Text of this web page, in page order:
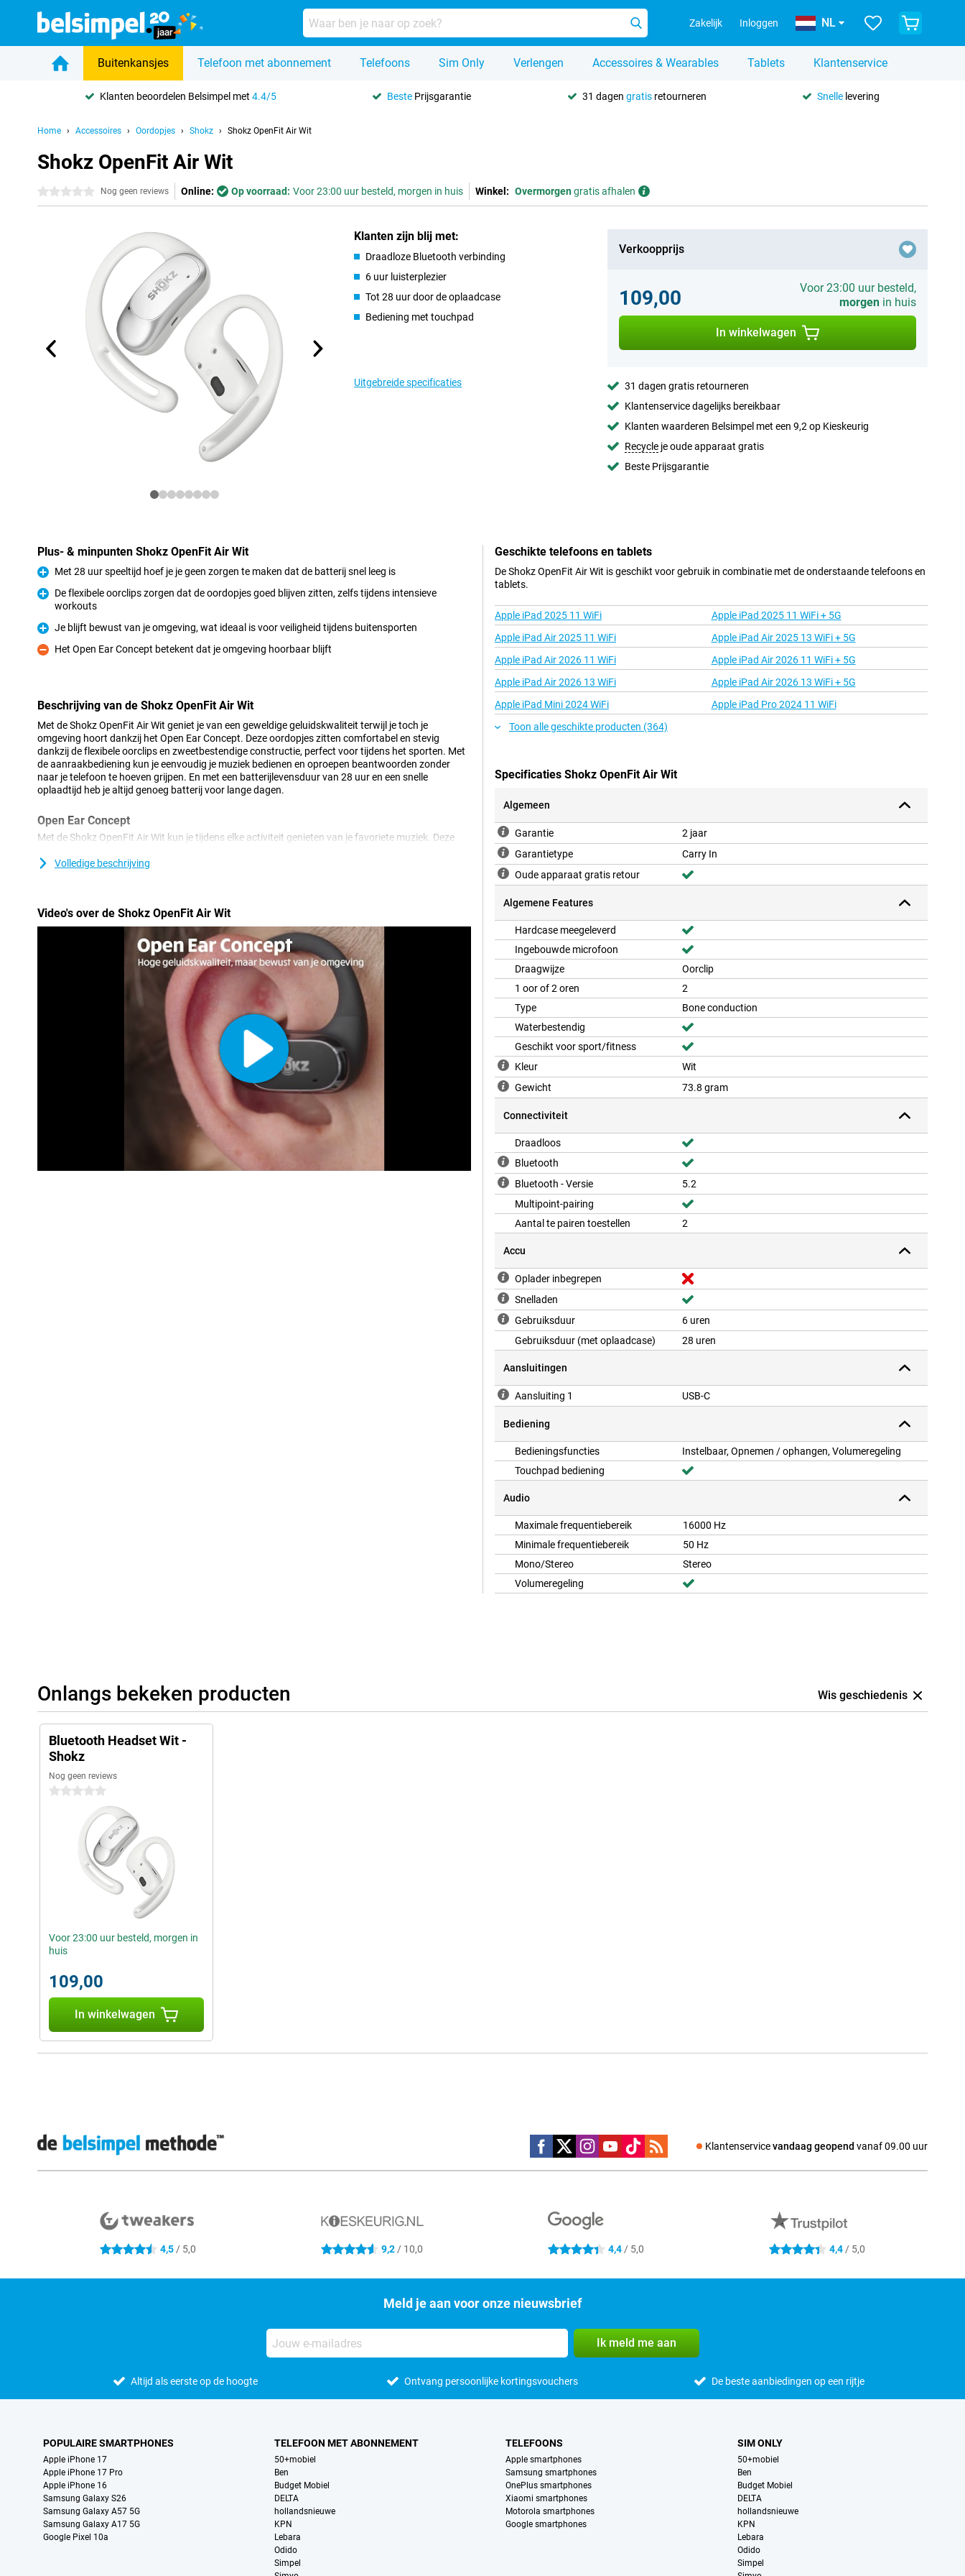
Zakelijk Inloggen NL
Buitenkansjes Telefoon met abonnement Telefoons Sim Only Verlengen Accessoires & Wearables Tablets Klantenservice
Klanten beoordelen Belsimpel met4.4/5 Beste Prijsgarantie 31 dagen gratisretourneren Snellelevering
Home Accessoires Oordopjes Shokz Shokz OpenFit Air Wit
Shokz OpenFit Air Wit
0 sterren Nog geen reviews Online: Op voorraad: Voor 23:00 uur besteld, morgen in huis Winkel: Overmorgengratis afhalen
Klanten zijn blij met:
Draadloze Bluetooth verbinding
6 uur luisterplezier
Tot 28 uur door de oplaadcase
Bediening met touchpad
Uitgebreide specificaties
Verkoopprijs
109,00
Voor 23:00 uur besteld,
morgenin huis
In winkelwagen
31 dagen gratis retourneren
Klantenservice dagelijks bereikbaar
Klanten waarderen Belsimpel met een 9,2 op Kieskeurig
Recycleje oude apparaat gratis
Beste Prijsgarantie
Plus- & minpunten Shokz OpenFit Air Wit
Pluspunt
Met 28 uur speeltijd hoef je je geen zorgen te maken dat de batterij snel leeg is
Pluspunt
De flexibele oorclips zorgen dat de oordopjes goed blijven zitten, zelfs tijdens intensieve
workouts
Pluspunt
Je blijft bewust van je omgeving, wat ideaal is voor veiligheid tijdens buitensporten
Minpunt
Het Open Ear Concept betekent dat je omgeving hoorbaar blijft
Beschrijving van de Shokz OpenFit Air Wit
Met de Shokz OpenFit Air Wit geniet je van een geweldige geluidskwaliteit terwijl je toch je
omgeving hoort dankzij het Open Ear Concept. Deze oordopjes zitten comfortabel en stevig
dankzij de flexibele oorclips en zweetbestendige constructie, perfect voor tijdens het sporten. Met
de aanraakbediening kun je eenvoudig je muziek bedienen en oproepen beantwoorden zonder
naar je telefoon te hoeven grijpen. En met een batterijlevensduur van 28 uur en een snelle
oplaadtijd heb je altijd genoeg batterij voor lange dagen.
Open Ear Concept
Met de Shokz OpenFit Air Wit kun je tijdens elke activiteit genieten van je favoriete muziek. Deze
maar ernaast. Hierdoor blijven ze stevig op hun plaats zitten dankzij de comfortabele oorclips,
Gemakkelijk te bedienen
Heb je je handen vol en wil je toch je muziek bedienen? Geen probleem! De Shokz OpenFit Air Wit
heeft aanraakbediening, zodat je gemakkelijk nummers kunt overslaan of gesprekken kunt
aannemen zonder naar je telefoon te hoeven grijpen. Handig tijdens het hardlopen of fietsen als je
je telefoon liever in je zak houdt.
Superieure geluidskwaliteit
Dankzij de Shokz DirectPitch technologie biedt de OpenFit Air Wit een uitstekende geluidskwaliteit.
Je geniet van rijke, krachtige audio terwijl je je bewust blijft van je omgeving. Dit is perfect als je
buiten aan het sporten bent, want je kunt nog steeds horen wat er om je heen gebeurt, wat je
De batterij van de Shokz OpenFit Air Wit gaat maar liefst 28 uur mee. En als je haast hebt, kun je
met een snelle oplaadbeurt van 10 minuten nog eens 2 uur spelen. Dit maakt deze oordopjes
ideaal voor lange dagen, of je nu werkt, studeert of gewoon ontspant.
Volledige beschrijving
Video's over de Shokz OpenFit Air Wit
Geschikte telefoons en tablets
De Shokz OpenFit Air Wit is geschikt voor gebruik in combinatie met de onderstaande telefoons en
tablets.
Apple iPad 2025 11 WiFi
Apple iPad 2025 11 WiFi + 5G
Apple iPad Air 2025 11 WiFi
Apple iPad Air 2025 13 WiFi + 5G
Apple iPad Air 2026 11 WiFi
Apple iPad Air 2026 11 WiFi + 5G
Apple iPad Air 2026 13 WiFi
Apple iPad Air 2026 13 WiFi + 5G
Apple iPad Mini 2024 WiFi
Apple iPad Pro 2024 11 WiFi
Toon alle geschikte producten (364)
Specificaties Shokz OpenFit Air Wit
Algemeen
Garantie
2 jaar
Garantietype
Carry In
Oude apparaat gratis retour
Algemene Features
Hardcase meegeleverd
Ingebouwde microfoon
Draagwijze
Oorclip
1 oor of 2 oren
2
Type
Bone conduction
Waterbestendig
Geschikt voor sport/fitness
Kleur
Wit
Gewicht
73.8 gram
Connectiviteit
Draadloos
Bluetooth
Bluetooth - Versie
5.2
Multipoint-pairing
Aantal te pairen toestellen
2
Accu
Oplader inbegrepen
Snelladen
Gebruiksduur
6 uren
Gebruiksduur (met oplaadcase)
28 uren
Aansluitingen
Aansluiting 1 USB-C
Bediening
Bedieningsfuncties
Instelbaar, Opnemen / ophangen, Volumeregeling
Touchpad bediening
Audio
Maximale frequentiebereik
16000 Hz
Minimale frequentiebereik
50 Hz
Mono/Stereo
Stereo
Volumeregeling
Onlangs bekeken producten Wis geschiedenis
Bluetooth Headset Wit -
Shokz
Nog geen reviews
0 sterren
Voor 23:00 uur besteld, morgen in
huis
109,00
In winkelwagen
Klantenservicevandaag geopend vanaf 09.00 uur
Social media
4.5 sterren 4,5/ 5,0 4.6 sterren 9,2/ 10,0 4.4 sterren 4,4 / 5,0 4.4 sterren 4,4 / 5,0
Meld je aan voor onze nieuwsbrief
Ik meld me aan
Altijd als eerste op de hoogte Ontvang persoonlijke kortingsvouchers De beste aanbiedingen op een rijtje
POPULAIRE SMARTPHONES
Apple iPhone 17
Apple iPhone 17 Pro
Apple iPhone 16
Samsung Galaxy S26
Samsung Galaxy A57 5G
Samsung Galaxy A17 5G
Google Pixel 10a
TELEFOON MET ABONNEMENT
50+mobiel
Ben
Budget Mobiel
DELTA
hollandsnieuwe
KPN
Lebara
Odido
Simpel
TELEFOONS
Apple smartphones
Samsung smartphones
OnePlus smartphones
Xiaomi smartphones
Motorola smartphones
Google smartphones
SIM ONLY
50+mobiel
Ben
Budget Mobiel
DELTA
hollandsnieuwe
KPN
Lebara
Odido
Simpel